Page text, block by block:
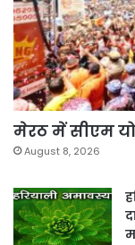
मेरठ में सीएम
August 8, 2026